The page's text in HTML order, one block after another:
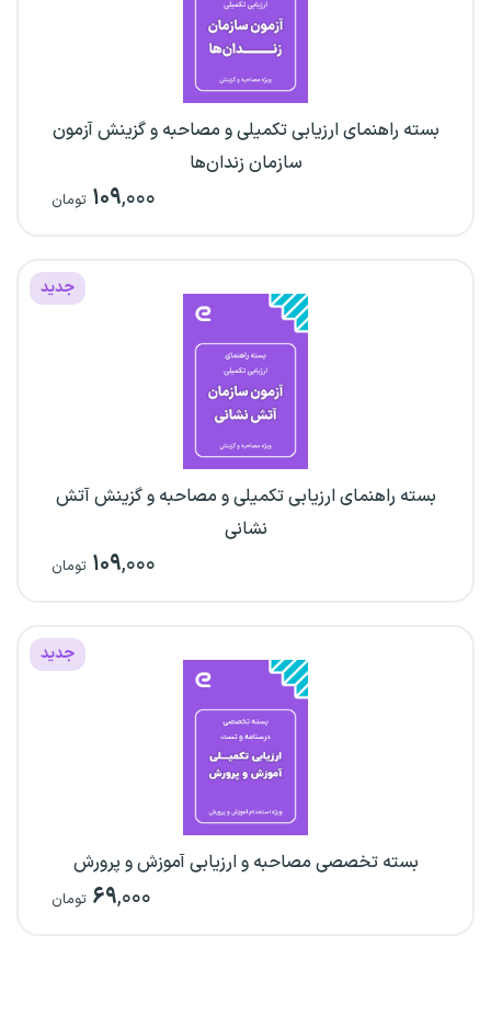
بسته راهنمای ارزیابی تکمیلی و مصاحبه و گزینش آزمون
سازمان زندان‌ها
۱۰۹,۰۰۰ تومان
جدید
بسته راهنمای ارزیابی تکمیلی و مصاحبه و گزینش آتش
نشانی
۱۰۹,۰۰۰ تومان
جدید
بسته تخصصی مصاحبه و ارزیابی آموزش و پرورش
۶۹,۰۰۰ تومان